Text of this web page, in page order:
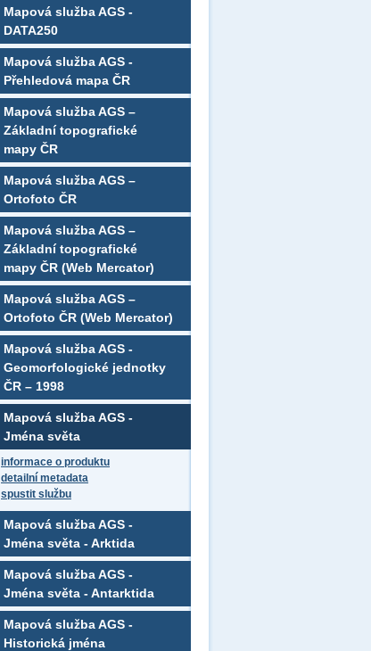
Mapová služba AGS -
DATA250
Mapová služba AGS -
Přehledová mapa ČR
Mapová služba AGS –
Základní topografické
mapy ČR
Mapová služba AGS –
Ortofoto ČR
Mapová služba AGS –
Základní topografické
mapy ČR (Web Mercator)
Mapová služba AGS –
Ortofoto ČR (Web Mercator)
Mapová služba AGS -
Geomorfologické jednotky
ČR – 1998
Mapová služba AGS -
Jména světa
informace o produktu
detailní metadata
spustit službu
Mapová služba AGS -
Jména světa - Arktida
Mapová služba AGS -
Jména světa - Antarktida
Mapová služba AGS -
Historická jména